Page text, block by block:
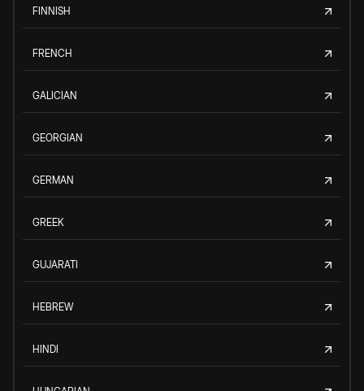
FINNISH
FRENCH
GALICIAN
GEORGIAN
GERMAN
GREEK
GUJARATI
HEBREW
HINDI